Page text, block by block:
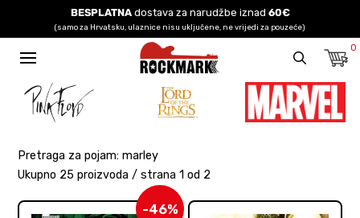
BESPLATNAdostava za narudžbe iznad 60€
(samo za Hrvatsku, ulaznice nisu uključene, ne vrijedi za pouzeće)
0
Pretraga za pojam: marley
Ukupno 25 proizvoda / strana 1 od 2
-46%